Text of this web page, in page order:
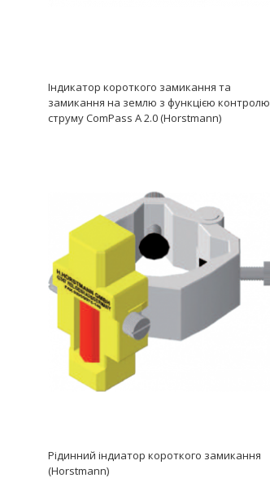
Індикатор короткого замикання та
замикання на землю з функцією контролю
струму ComPass A 2.0 (Horstmann)
Рідинний індиатор короткого замикання
(Horstmann)